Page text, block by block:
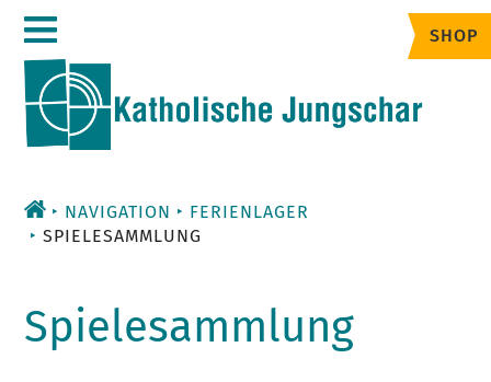
Zum
Inhalt
SHOP
NAVIGATION
FERIENLAGER
SPIELESAMMLUNG
Spielesammlung